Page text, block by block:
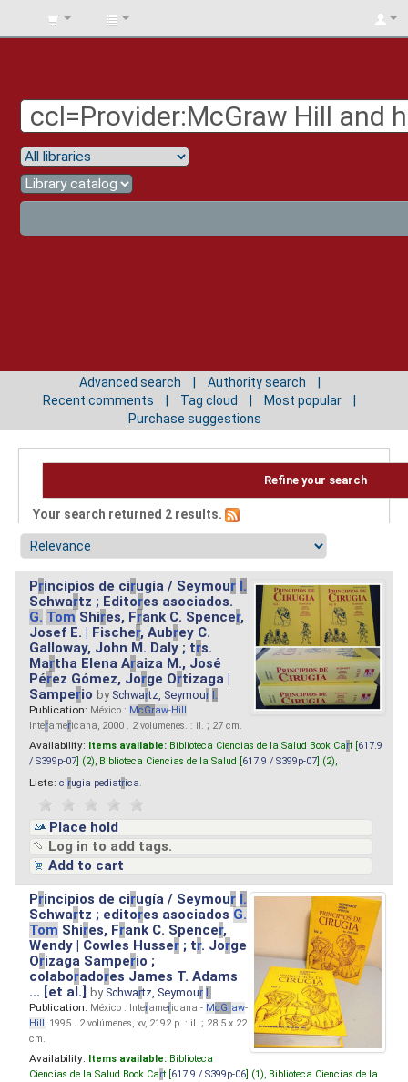
BIBLIOTECA
Advanced search
Authority search
Recent comments
Tag cloud
Most popular
Purchase suggestions
Refine your search
Your search returned 2 results.
Principios de cirugía / Seymour I.
Schwartz ; Editores asociados.
G. Tom Shires, Frank C. Spencer,
Josef E. | Fischer, Aubrey C.
Galloway, John M. Daly ; trs.
Martha Elena Araiza M., José
Pérez Gómez, Jorge Ortizaga |
Samperio by Schwartz, Seymour I.
Publication: México : McGraw-Hill
Interamericana, 2000 . 2 volumenes. : il. ; 27 cm.
Availability: Items available: Biblioteca Ciencias de la Salud Book Cart [ 617.9
/ S399p-07 ] (2), Biblioteca Ciencias de la Salud [ 617.9 / S399p-07 ] (2),
Lists: cirugia pediatrica
Place hold
Log in to add tags.
Add to cart
Principios de cirugía / Seymour I.
Schwartz ; editores asociados G.
Tom Shires, Frank C. Spencer,
Wendy | Cowles Husser ; tr. Jorge
Orizaga Samperio ;
colaboradores James T. Adams
... [et al.]by Schwartz, Seymour I.
Publication: México : Interamericana - McGraw-
Hill, 1995 . 2 volúmenes, xv, 2192 p. : il. ; 28.5 x 22
cm.
Availability: Items available: Biblioteca
Ciencias de la Salud Book Cart [ 617.9 / S399p-06 ] (1), Biblioteca Ciencias de la